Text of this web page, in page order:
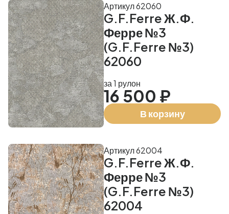
G.F.Ferre Ж.Ф.
Ферре №3
(G.F.Ferre №3)
62060
Артикул 62060
за 1 рулон
16 500 ₽
В корзину
G.F.Ferre Ж.Ф.
Ферре №3
(G.F.Ferre №3)
62004
Артикул 62004